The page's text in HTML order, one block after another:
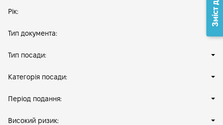
Рік:
Тип документа:
Тип посади:
Категорія посади:
Період подання:
Високий ризик: